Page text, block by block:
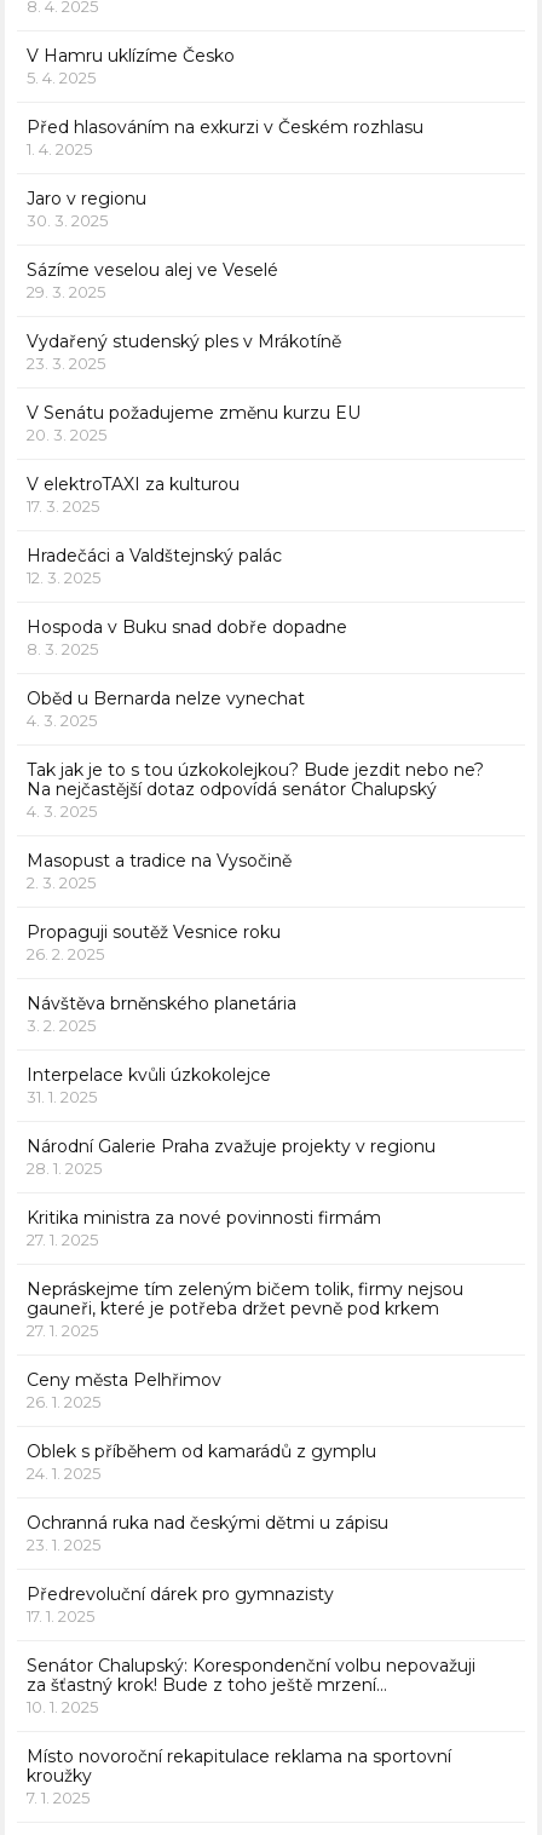
8. 4. 2025
V Hamru uklízíme Česko
5. 4. 2025
Před hlasováním na exkurzi v Českém rozhlasu
1. 4. 2025
Jaro v regionu
30. 3. 2025
Sázíme veselou alej ve Veselé
29. 3. 2025
Vydařený studenský ples v Mrákotíně
23. 3. 2025
V Senátu požadujeme změnu kurzu EU
20. 3. 2025
V elektroTAXI za kulturou
17. 3. 2025
Hradečáci a Valdštejnský palác
12. 3. 2025
Hospoda v Buku snad dobře dopadne
8. 3. 2025
Oběd u Bernarda nelze vynechat
4. 3. 2025
Tak jak je to s tou úzkokolejkou? Bude jezdit nebo ne?
Na nejčastější dotaz odpovídá senátor Chalupský
4. 3. 2025
Masopust a tradice na Vysočině
2. 3. 2025
Propaguji soutěž Vesnice roku
26. 2. 2025
Návštěva brněnského planetária
3. 2. 2025
Interpelace kvůli úzkokolejce
31. 1. 2025
Národní Galerie Praha zvažuje projekty v regionu
28. 1. 2025
Kritika ministra za nové povinnosti firmám
27. 1. 2025
Nepráskejme tím zeleným bičem tolik, firmy nejsou
gauneři, které je potřeba držet pevně pod krkem
27. 1. 2025
Ceny města Pelhřimov
26. 1. 2025
Oblek s příběhem od kamarádů z gymplu
24. 1. 2025
Ochranná ruka nad českými dětmi u zápisu
23. 1. 2025
Předrevoluční dárek pro gymnazisty
17. 1. 2025
Senátor Chalupský: Korespondenční volbu nepovažuji
za šťastný krok! Bude z toho ještě mrzení…
10. 1. 2025
Místo novoroční rekapitulace reklama na sportovní
kroužky
7. 1. 2025